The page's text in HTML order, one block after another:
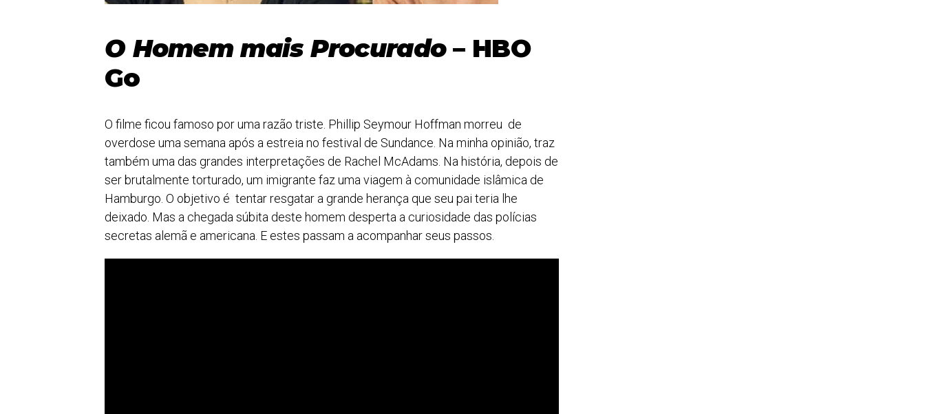
O Homem mais Procurado– HBO
Go
O filme ficou famoso por uma razão triste. Phillip Seymour Hoffman morreu de
overdose uma semana após a estreia no festival de Sundance. Na minha opinião, traz
também uma das grandes interpretações de Rachel McAdams. Na história, depois de
ser brutalmente torturado, um imigrante faz uma viagem à comunidade islâmica de
Hamburgo. O objetivo é tentar resgatar a grande herança que seu pai teria lhe
deixado. Mas a chegada súbita deste homem desperta a curiosidade das polícias
secretas alemã e americana. E estes passam a acompanhar seus passos.